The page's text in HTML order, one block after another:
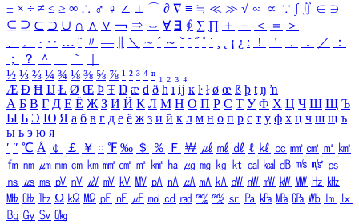
± × ÷ ≠ ≤ ≥ ∞ ∴ ♂ ♀ ∠ ⊥ ⌒ ∂ ∇ ≡ ≒ ≪ ≫ √ ∽ ∝ ∵ ∫ ∬ ∈ ∋
⊆ ⊇ ⊂ ⊃ ∪ ∩ ∧ ∨ ￢ ⇒ ⇔ ∀ ∃ ∮ ∑ ∏ ＋ － ＜ ＝
＞
、
。 · ‥ … ¨ 〃 ― ＼ ∼ ´ ～ ˇ ˘ ˝ ˚ ˙ ¸ ¡ ¿ ː ！ ＇ ， ． ／
：
；
？ ＾ ｀
½ ⅓ ⅔ ¼ ¾ ⅛ ⅜ ⅝ ⅞ ¹ ² ³ ⁴ ⁿ ₁ ₂ ₃ ₄
Æ Ð Ħ Ĳ Ł Ø Œ Þ Ŧ Ŋ æ đ ð ħ ı ĳ ĸ ŀ ł ø œ ß þ ŧ ŋ ŉ
А Б В Г Д Е Ё Ж З И Й К Л М Н О П Р С Т У Ф Х Ц Ч Ш Щ Ъ
Ы Ь Э Ю Я а б в г д е ё ж з и й к л м н о п р с т у ф х ц ч ш щ ъ
ы ь э ю я
′ ″ ℃ Å ￠ ￡ ￥ ¤ ℉ ‰ ＄ ％ Ｆ ￦ ㎕ ㎖ ㎗ ℓ ㎘ ㏄ ㎣ ㎤ ㎥ ㎦
㎙ ㎚ ㎛ ㎜ ㎝ ㎞ ㎟ ㎠ ㎡ ㎢ ㏊ ㎍ ㎎ ㎏ ㏏ ㎈ ㎉ ㏈ ㎧ ㎨ ㎰
㎱ ㎲ ㎳ ㎴ ㎵ ㎶ ㎷ ㎸ ㎹ ㎀ ㎁ ㎂ ㎃ ㎄ ㎺ ㎻ ㎽ ㎾ ㎿ ㎐ ㎑
㎒ ㎓ ㎔ Ω ㏀ ㏁ ㎊ ㎋ ㎌ ㏖ ㏅ ㎭ ㎮ ㎯ ㏛ ㎩ ㎪ ㎫ ㎬ ㏝ ㏐
㏓
㏃ ㏉ ㏜ ㏆